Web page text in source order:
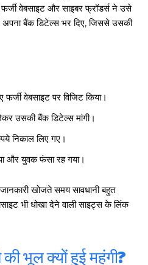
वेबसाइट और साइबर फ्रॉडर्स ने उसे
अपना बैंक डिटेल्स भर दिए, जिससे उसकी
वेबसाइट पर विजिट किया।
उसकी बैंक डिटेल्स मांगी।
निकाल लिए गए।
और युवक फंसा रह गया।
खोजते समय सावधानी बहुत
भी धोखा देने वाली साइट्स के लिंक
भूल क्यों हुई महंगी?